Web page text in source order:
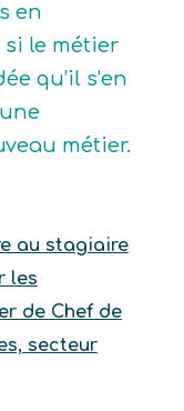
en
le métier
qu’il s’en
métier.
au stagiaire
les
de Chef de
secteur